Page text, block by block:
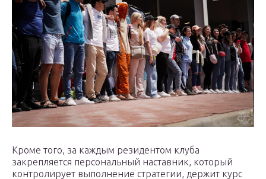
Кроме того, за каждым резидентом клуба
закрепляется персональный наставник, который
контролирует выполнение стратегии, держит курс